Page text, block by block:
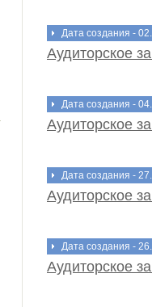
Дата создания -
Аудиторское
Дата создания -
Аудиторское
Дата создания -
Аудиторское
Дата создания -
Аудиторское